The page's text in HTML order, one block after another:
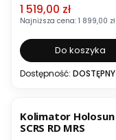
Cena promocyjna
1 519,00 zł
Najniższa cena: 1 899,00 zł
Do koszyka
Dostępność: DOSTĘPNY
Kolimator Holosun
SCRS RD MRS